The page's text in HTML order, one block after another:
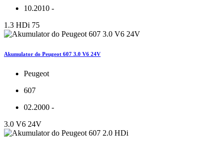
10.2010 -
1.3 HDi 75
Akumulator do Peugeot 607 3.0 V6 24V
Peugeot
607
02.2000 -
3.0 V6 24V